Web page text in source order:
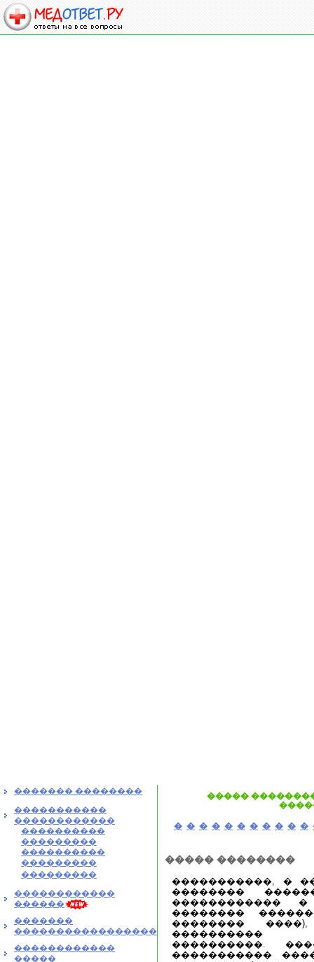
������� ��������
�����������
������������
����������
���������
����������
���������
���������
������������
������
�������
�����������������
������������
�����
�����
� � � � � � � � � � �
����� ��������
�����������, �
��������
������������
��������
��������
����������
����������.
�����������